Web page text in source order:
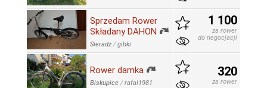
Sprzedam Rower
Składany DAHON
Sieradz /gibki
1 100
za rower
do negocjacji
Rower damka
Biskupice /rafal1981
320
za rower